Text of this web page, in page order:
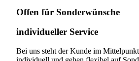
Offen für Sonderwünsche​
individueller Service
Bei uns steht der Kunde im